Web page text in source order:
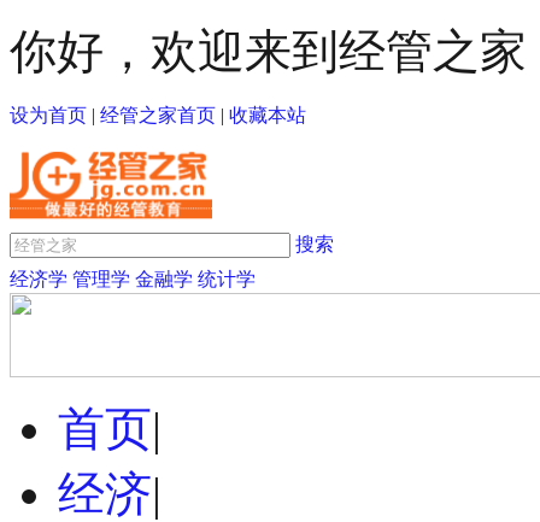
你好，欢迎来到经管之家
设为首页 | 经管之家首页 | 收藏本站
搜索
经济学 管理学 金融学 统计学
首页|
经济|